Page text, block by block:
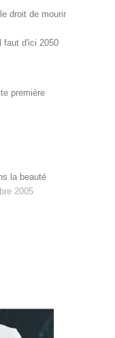
droit de mourir
faut d'ici 2050
première
la beauté
2005